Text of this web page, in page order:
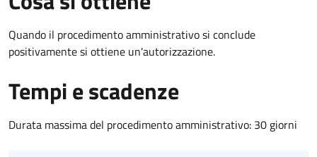
Quando il procedimento amministrativo si conclude
positivamente si ottiene un'autorizzazione.
Tempi e scadenze
Durata massima del procedimento amministrativo: 30 giorni